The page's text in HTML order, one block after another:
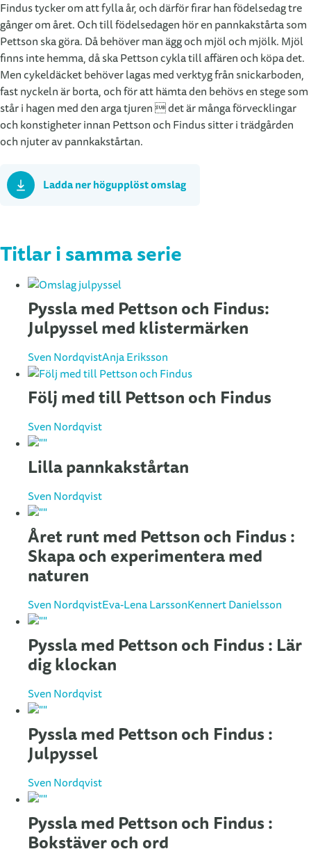
Findus tycker om att fylla år, och därför firar han födelsedag tre
gånger om året. Och till födelsedagen hör en pannkakstårta som
Pettson ska göra. Då behöver man ägg och mjöl och mjölk. Mjöl
finns inte hemma, då ska Pettson cykla till affären och köpa det.
Men cykeldäcket behöver lagas med verktyg från snickarboden,
fast nyckeln är borta, och för att hämta den behövs en stege som
står i hagen med den arga tjuren  det är många förvecklingar
och konstigheter innan Pettson och Findus sitter i trädgården
och njuter av pannkakstårtan.
Ladda ner högupplöst omslag
Titlar i samma serie
Pyssla med Pettson och Findus:
Julpyssel med klistermärken
Sven NordqvistAnja Eriksson
Följ med till Pettson och Findus
Sven Nordqvist
Lilla pannkakstårtan
Sven Nordqvist
Året runt med Pettson och Findus :
Skapa och experimentera med
naturen
Sven NordqvistEva-Lena LarssonKennert Danielsson
Pyssla med Pettson och Findus : Lär
dig klockan
Sven Nordqvist
Pyssla med Pettson och Findus :
Julpyssel
Sven Nordqvist
Pyssla med Pettson och Findus :
Bokstäver och ord